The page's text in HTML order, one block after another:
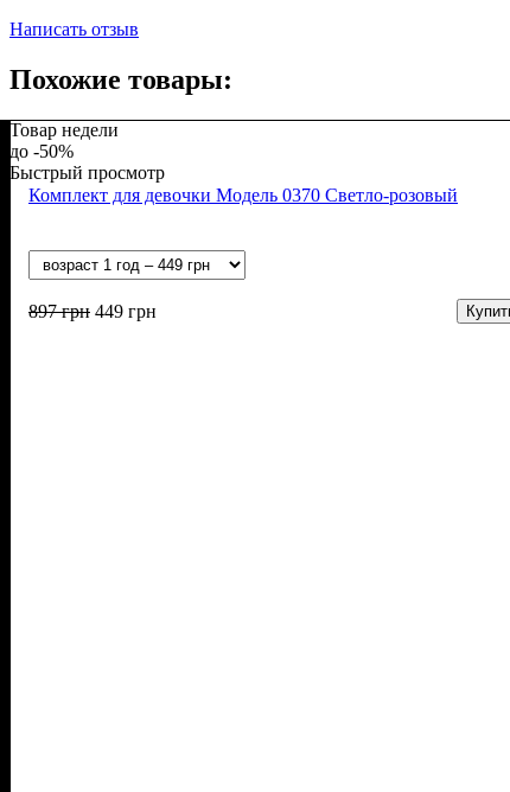
Написать отзыв
Похожие товары:
Товар недели
-50%
Быстрый просмотр
Комплект для девочки Модель 0370 Светло-розовый
897грн 449 грн